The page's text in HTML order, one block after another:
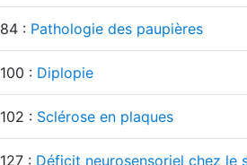
84 : Pathologie des paupières
100 : Diplopie
102 : Sclérose en plaques
127 : Déficit neurosensoriel chez le